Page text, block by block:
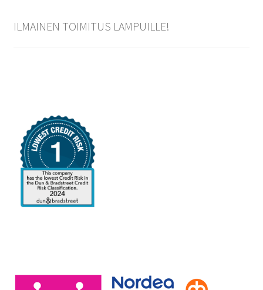
ILMAINEN TOIMITUS LAMPUILLE!